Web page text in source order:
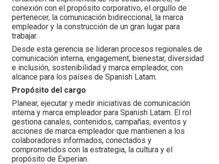
conexión con el propósito corporativo, el orgullo de
pertenecer, la comunicación bidireccional, la marca
empleador y la construcción de un gran lugar para
trabajar.
Desde esta gerencia se lideran procesos regionales de
comunicación interna, engagement, bienestar, diversidad
e inclusión, sostenibilidad y marca empleador, con
alcance para los países de Spanish Latam.
Propósito del cargo
Planear, ejecutar y medir iniciativas de comunicación
interna y marca empleador para Spanish Latam. El rol
gestiona canales, contenidos, campañas, eventos y
acciones de marca empleador que mantienen a los
colaboradores informados, conectados y
comprometidos con la estrategia, la cultura y el
propósito de Experian.